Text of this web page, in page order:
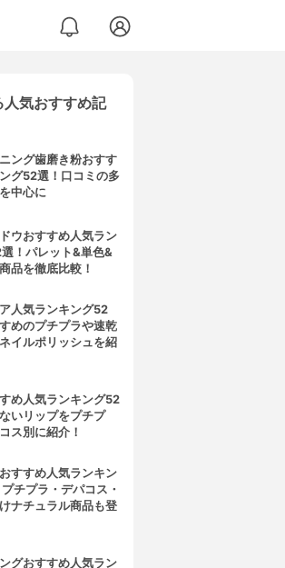
人気おすすめ記
ング歯磨き粉おすす
グ52選！口コミの多
中心に
ウおすすめ人気ラン
！パレット&単色&
品を徹底比較！
人気ランキング52
めのプチプラや速乾
イルポリッシュを紹
め人気ランキング52
いリップをプチプ
ス別に紹介！
すすめ人気ランキン
チプラ・デパコス・
ナチュラル商品も登
グおすすめ人気ラン